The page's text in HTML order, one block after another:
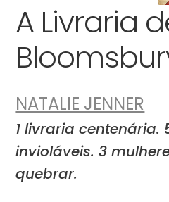
A Livraria
NATALIE JENNER
1 livraria centenária.
invioláveis. 3
quebrar.